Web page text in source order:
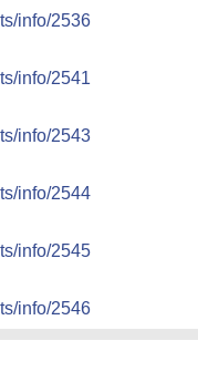
info/2536
info/2541
info/2543
info/2544
info/2545
info/2546